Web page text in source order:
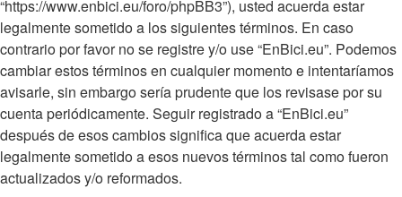
“https://www.enbici.eu/foro/phpBB3”), usted acuerda estar
legalmente sometido a los siguientes términos. En caso
contrario por favor no se registre y/o use “EnBici.eu”. Podemos
cambiar estos términos en cualquier momento e intentaríamos
avisarle, sin embargo sería prudente que los revisase por su
cuenta periódicamente. Seguir registrado a “EnBici.eu”
después de esos cambios significa que acuerda estar
legalmente sometido a esos nuevos términos tal como fueron
actualizados y/o reformados.